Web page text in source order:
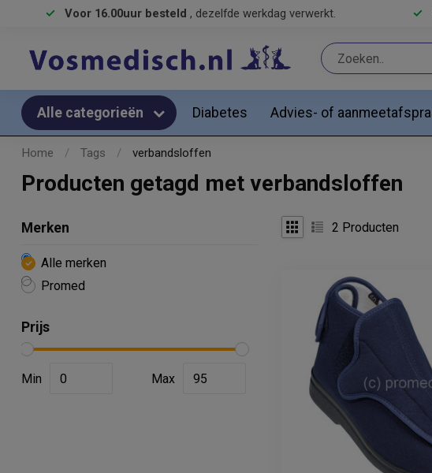
Voor 16.00uur besteld , dezelfde werkdag verwerkt.
Alle categorieën Diabetes Advies- of
Home / Tags / verbandsloffen
Producten getagd met verbandsloffen
Merken
Alle merken
Promed
Prijs
Min Max
2 Producten